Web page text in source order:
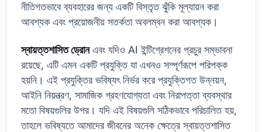
নীতিগতভাবে ব্যবহারের জন্য একটি বিস্তৃত ঝুঁকি মূল্যায়ন করা
আবশ্যক এবং প্রয়োজনীয় সতর্কতা অবলম্বন করা আবশ্যক।
স্বায়ত্তশাসিত ড্রোনএবং যদিও AI ইন্টিগ্রেশনের প্রচুর সম্ভাবনা
রয়েছে, এটি এমন একটি প্রযুক্তি যা এখনও সম্পূর্ণরূপে পরিপক্ক
হয়নি। এই প্রযুক্তির ভবিষ্যৎ নির্ভর করে প্রযুক্তিগত উন্নয়ন,
আইনি নিয়ন্ত্রণ, সামাজিক গ্রহণযোগ্যতা এবং নিরাপত্তা ব্যবস্থার
মতো বিষয়গুলির উপর। যদি এই বিষয়গুলি সঠিকভাবে পরিচালিত হয়,
তাহলে ভবিষ্যতে আমাদের জীবনের অনেক ক্ষেত্রে স্বায়ত্তশাসিত